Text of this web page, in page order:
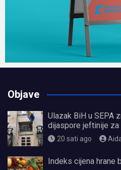
Objave
Ulazak BiH u SEPA
dijaspore jeftinije
20 sati ago
Indeks cijena hrane